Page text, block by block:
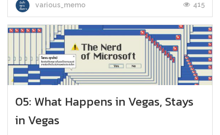
various_memo 415
05: What Happens in Vegas, Stays
in Vegas